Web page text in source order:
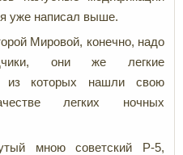
уже написал выше.
Мировой, конечно, надо
они же легкие
из которых нашли свою
легких ночных
мною советский Р-5,